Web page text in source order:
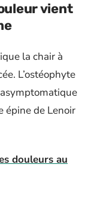
vient
la chair à
L’ostéophyte
épine de Lenoir
douleurs au